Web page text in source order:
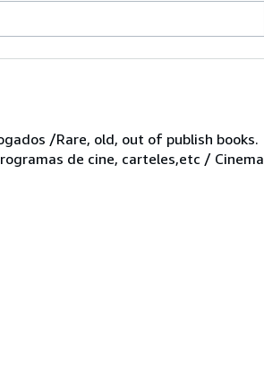
/Rare, old, out of publish books.
de cine, carteles,etc / Cinema